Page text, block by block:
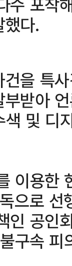
다.
을 특
받아
및 디
이용한
으로
인 공인
구속